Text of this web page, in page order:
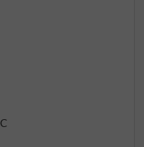
en grands
des terroirs sans